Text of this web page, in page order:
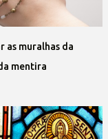
as muralhas da
mentira